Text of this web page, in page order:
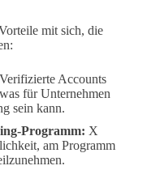
mit sich, die
Verifizierte Accounts
für Unternehmen
sein kann.
Programm: X
am Programm